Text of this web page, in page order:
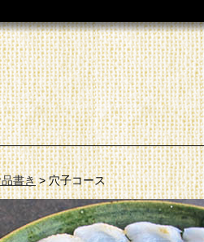
書き>穴子コース